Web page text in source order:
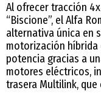
Al ofrecer tracción
“Biscione”, el Alfa
alternativa única en
motorización híbrida
potencia gracias a
motores eléctricos,
trasera Multilink,